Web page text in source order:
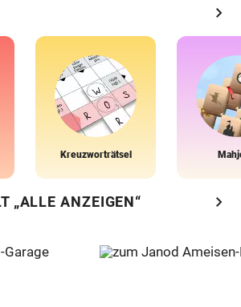
chevron_right
Kreuzworträtsel
„ALLE ANZEIGEN“ chevron_right